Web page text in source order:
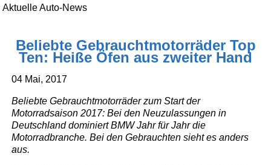
Aktuelle Auto-News
Beliebte Gebrauchtmotorräder Top
Ten: Heiße Öfen aus zweiter Hand
04 Mai, 2017
Beliebte Gebrauchtmotorräder zum Start der
Motorradsaison 2017: Bei den Neuzulassungen in
Deutschland dominiert BMW Jahr für Jahr die
Motorradbranche. Bei den Gebrauchten sieht es anders
aus.